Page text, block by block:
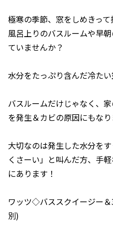
極寒の季節、窓をしめきっ
風呂上りのバスルームや早
ていませんか？
水分をたっぷり含んだ冷た
バスルームだけじゃなく、
を発生＆カビの原因にもなり
大切なのは発生した水分を
くさーい」と叫んだ方、手
にあります！
ワッツ◇バススクイージー
別)